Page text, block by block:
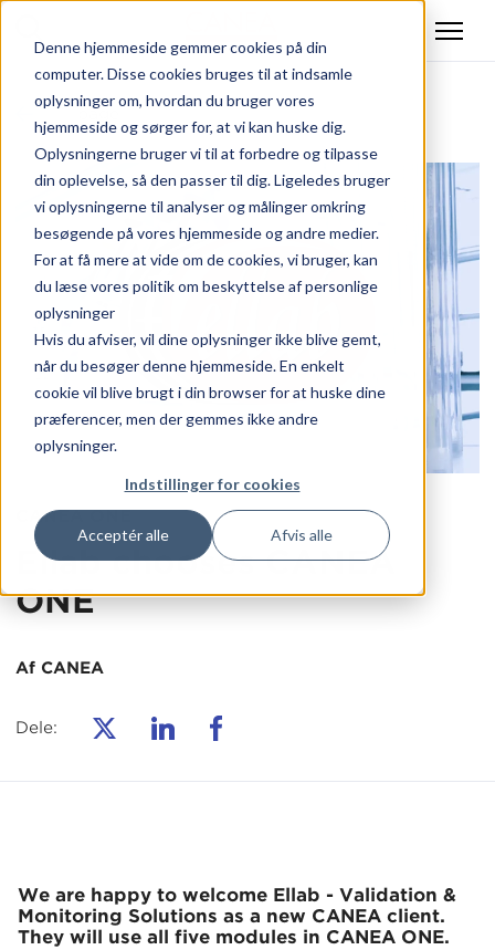
Denne hjemmeside gemmer cookies på din
computer. Disse cookies bruges til at indsamle
oplysninger om, hvordan du bruger vores
hjemmeside og sørger for, at vi kan huske dig.
Oplysningerne bruger vi til at forbedre og tilpasse
din oplevelse, så den passer til dig. Ligeledes bruger
vi oplysningerne til analyser og målinger omkring
besøgende på vores hjemmeside og andre medier.
For at få mere at vide om de cookies, vi bruger, kan
du læse vores politik om beskyttelse af personlige
oplysninger
Hvis du afviser, vil dine oplysninger ikke blive gemt,
når du besøger denne hjemmeside. En enkelt
cookie vil blive brugt i din browser for at huske dine
præferencer, men der gemmes ikke andre
oplysninger.
Indstillinger for cookies
Acceptér alle Afvis alle
Tilbage
CANEA ONE
Ellab chooses CANEA
ONE
Af CANEA
Dele:
We are happy to welcome Ellab - Validation &
Monitoring Solutions as a new CANEA client.
They will use all five modules in CANEA ONE.